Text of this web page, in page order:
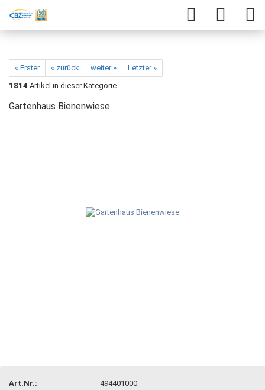
« Erster « zurück weiter »
Letzter »
1814 Artikel in dieser Kategorie
Gartenhaus Bienenwiese
Art.Nr.:
494401000